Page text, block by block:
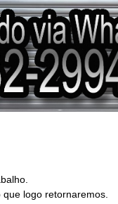
logo retornaremos.